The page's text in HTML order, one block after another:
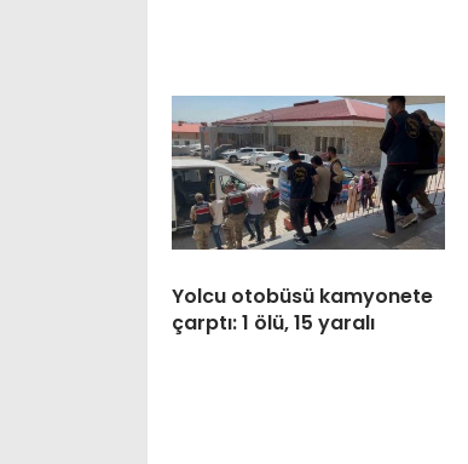
Yolcu otobüsü kamyonete
çarptı: 1 ölü, 15 yaralı